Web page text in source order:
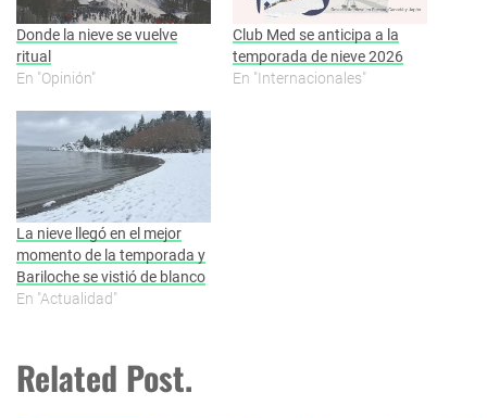
Donde la nieve se vuelve
ritual
En "Opinión"
Club Med se anticipa a la
temporada de nieve 2026
En "Internacionales"
La nieve llegó en el mejor
momento de la temporada y
Bariloche se vistió de blanco
En "Actualidad"
Related Post.